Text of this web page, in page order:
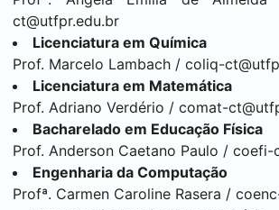
ct@utfpr.edu.br
Licenciatura em Química
Prof. Marcelo Lambach / coliq-
Licenciatura em Matemática
Prof. Adriano Verdério / comat-
Bacharelado em Educação Física
Prof. Anderson Caetano Paulo / coefi-
Engenharia da Computação
Profª. Carmen Caroline Rasera /